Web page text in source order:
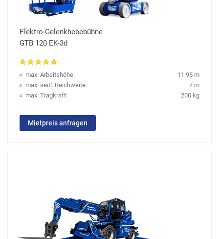
Elektro-Gelenkhebebühne
GTB 120 EK-3d
max. Arbeitshöhe:
11.95 m
max. seitl. Reichweite:
7 m
max. Tragkraft:
200 kg
Mietpreis anfragen